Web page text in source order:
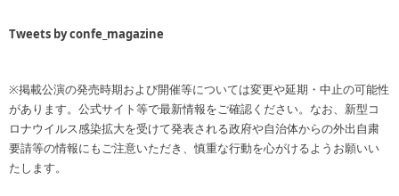
Tweets by confe_magazine
※掲載公演の発売時期および開催等については変更や延期・中止の可能性
があります。公式サイト等で最新情報をご確認ください。なお、新型コ
ロナウイルス感染拡大を受けて発表される政府や自治体からの外出自粛
要請等の情報にもご注意いただき、慎重な行動を心がけるようお願いい
たします。